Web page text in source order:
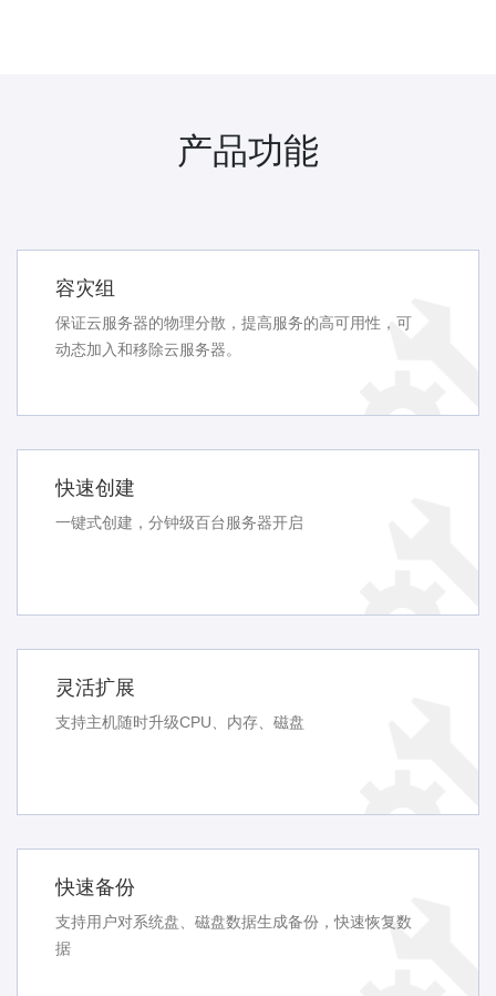
产品功能
容灾组
保证云服务器的物理分散，提高服务的高可用性，可
动态加入和移除云服务器。
快速创建
一键式创建，分钟级百台服务器开启
灵活扩展
支持主机随时升级CPU、内存、磁盘
快速备份
支持用户对系统盘、磁盘数据生成备份，快速恢复数
据